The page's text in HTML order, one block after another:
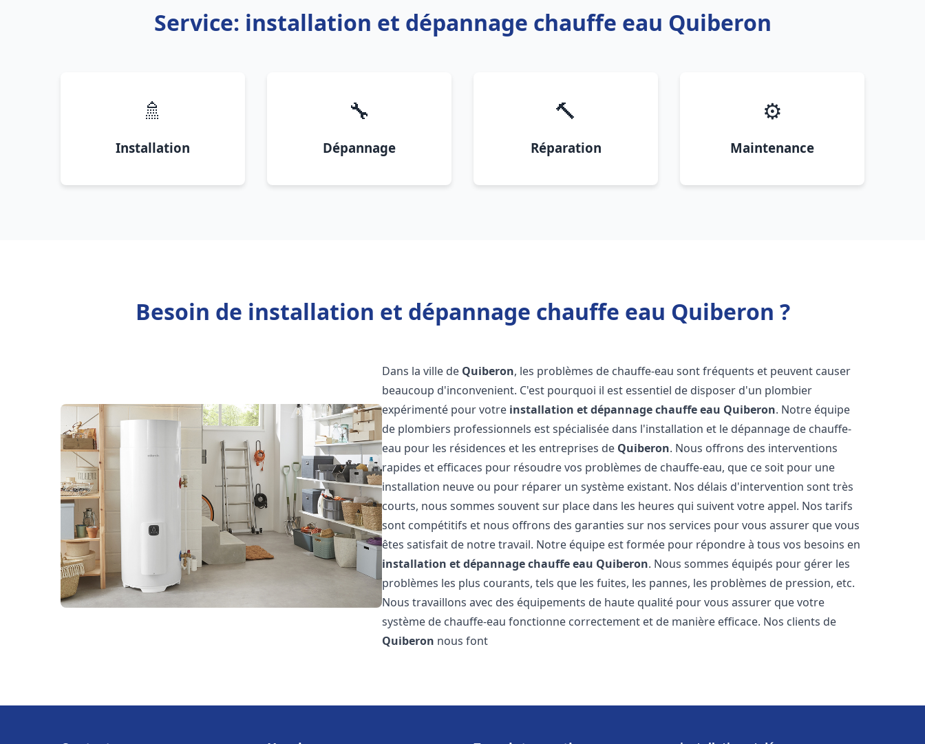
Service: installation et dépannage chauffe eau Quiberon
🚿
Installation
🔧
Dépannage
🔨
Réparation
⚙️
Maintenance
Besoin de installation et dépannage chauffe eau Quiberon ?
Dans la ville de Quiberon, les problèmes de chauffe-eau sont fréquents et peuvent causer
beaucoup d'inconvenient. C'est pourquoi il est essentiel de disposer d'un plombier
expérimenté pour votre installation et dépannage chauffe eau Quiberon. Notre équipe
de plombiers professionnels est spécialisée dans l'installation et le dépannage de chauffe-
eau pour les résidences et les entreprises de Quiberon. Nous offrons des interventions
rapides et efficaces pour résoudre vos problèmes de chauffe-eau, que ce soit pour une
installation neuve ou pour réparer un système existant. Nos délais d'intervention sont très
courts, nous sommes souvent sur place dans les heures qui suivent votre appel. Nos tarifs
sont compétitifs et nous offrons des garanties sur nos services pour vous assurer que vous
êtes satisfait de notre travail. Notre équipe est formée pour répondre à tous vos besoins en
installation et dépannage chauffe eau Quiberon. Nous sommes équipés pour gérer les
problèmes les plus courants, tels que les fuites, les pannes, les problèmes de pression, etc.
Nous travaillons avec des équipements de haute qualité pour vous assurer que votre
système de chauffe-eau fonctionne correctement et de manière efficace. Nos clients de
Quiberon nous font